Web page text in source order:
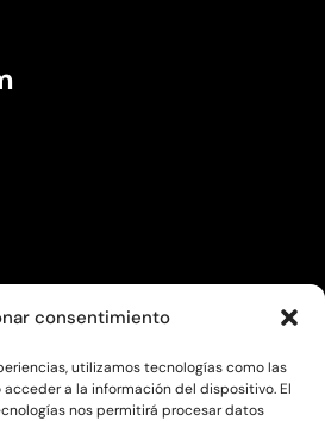
consentimiento
utilizamos tecnologías como las
a la información del dispositivo. El
nos permitirá procesar datos